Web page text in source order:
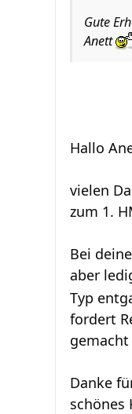
Gute
Anett
Hallo
vielen
zum 1.
Bei
aber
Typ
fordert
gemacht
Danke
schönes